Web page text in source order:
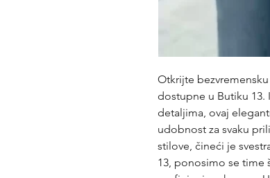
Otkrijte
dostupne u Butiku 13.
detaljima, ovaj
udobnost za svaku
stilove, čineći je
13, ponosimo se time